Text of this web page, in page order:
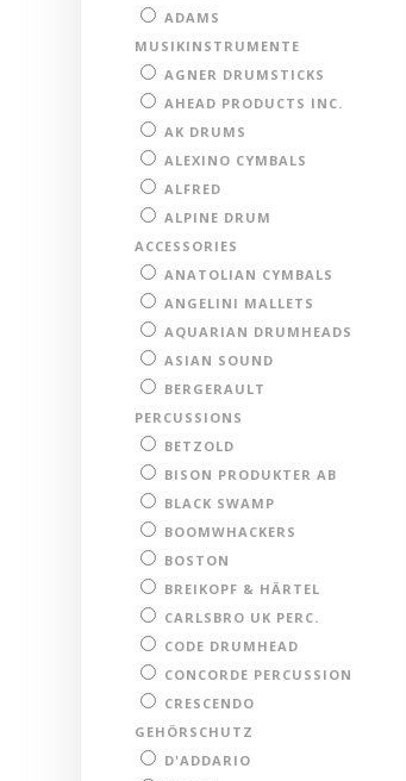
ADAMS
MUSIKINSTRUMENTE
AGNER DRUMSTICKS
AHEAD PRODUCTS INC.
AK DRUMS
ALEXINO CYMBALS
ALFRED
ALPINE DRUM
ACCESSORIES
ANATOLIAN CYMBALS
ANGELINI MALLETS
AQUARIAN DRUMHEADS
ASIAN SOUND
BERGERAULT
PERCUSSIONS
BETZOLD
BISON PRODUKTER AB
BLACK SWAMP
BOOMWHACKERS
BOSTON
BREIKOPF & HÄRTEL
CARLSBRO UK PERC.
CODE DRUMHEAD
CONCORDE PERCUSSION
CRESCENDO
GEHÖRSCHUTZ
D'ADDARIO